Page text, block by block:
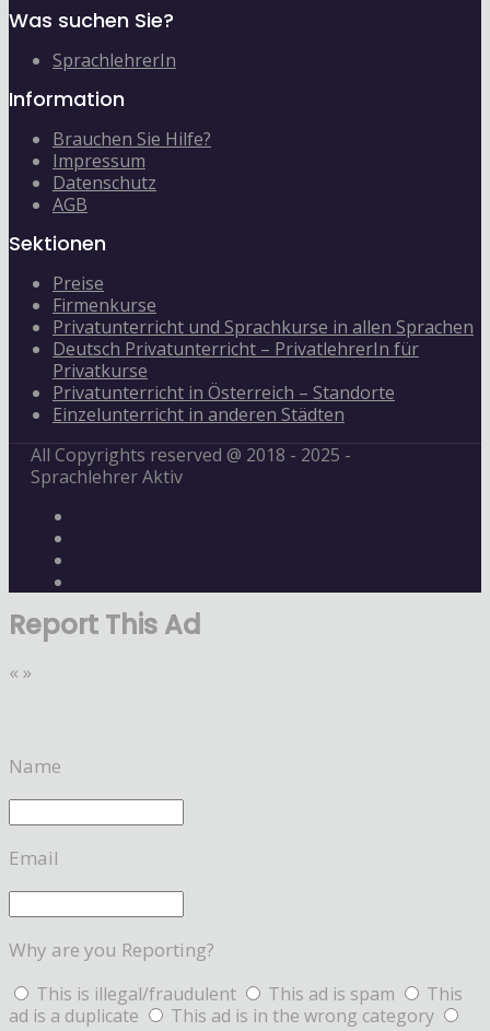
Was suchen Sie?
SprachlehrerIn
Information
Brauchen Sie Hilfe?
Impressum
Datenschutz
AGB
Sektionen
Preise
Firmenkurse
Privatunterricht und Sprachkurse in allen Sprachen
Deutsch Privatunterricht – PrivatlehrerIn für
Privatkurse
Privatunterricht in Österreich – Standorte
Einzelunterricht in anderen Städten
All Copyrights reserved @ 2018 - 2025 -
Sprachlehrer Aktiv
Report This Ad
« »
Name
Email
Why are you Reporting?
This is illegal/fraudulent This ad is spam
This
ad is a duplicate
This ad is in the wrong category